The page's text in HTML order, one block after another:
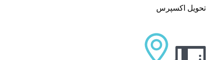
تحویل اکسپرس